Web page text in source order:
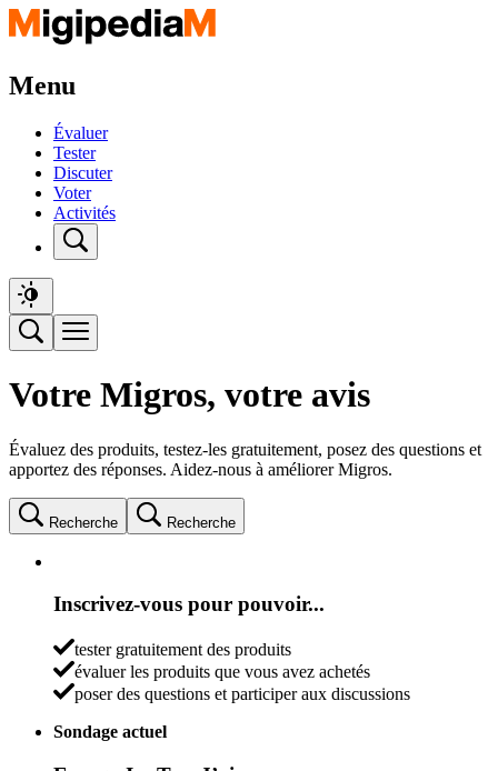
Menu
Évaluer
Tester
Discuter
Voter
Activités
Votre Migros, votre avis
Évaluez des produits, testez-les gratuitement, posez des questions et
apportez des réponses. Aidez-nous à améliorer Migros.
Recherche Recherche
Inscrivez-vous pour pouvoir...
tester gratuitement des produits
évaluer les produits que vous avez achetés
poser des questions et participer aux discussions
Sondage actuel